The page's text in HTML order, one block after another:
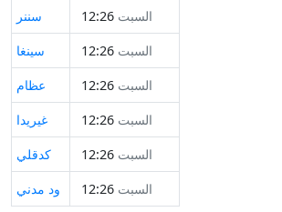
سننر
السبت 12:26
سينغا
السبت 12:26
عظام
السبت 12:26
غيريدا
السبت 12:26
كدقلي
السبت 12:26
ود مدني
السبت 12:26